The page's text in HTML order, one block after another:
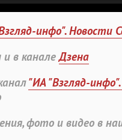
инфо". Новости
и в каналеДзена
"ИА "Взгляд-
фото и видео в